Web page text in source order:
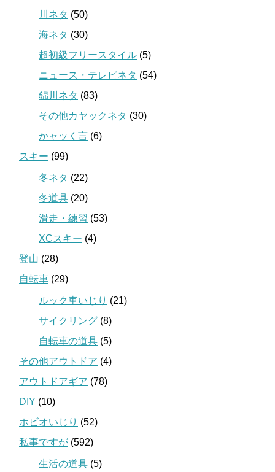
川ネタ (50)
海ネタ (30)
超初級フリースタイル (5)
ニュース・テレビネタ (54)
錦川ネタ (83)
その他カヤックネタ (30)
かャッく言 (6)
スキー (99)
冬ネタ (22)
冬道具 (20)
滑走・練習 (53)
XCスキー (4)
登山 (28)
自転車 (29)
ルック車いじり (21)
サイクリング (8)
自転車の道具 (5)
その他アウトドア (4)
アウトドアギア (78)
DIY (10)
ホビオいじり (52)
私事ですが (592)
生活の道具 (5)